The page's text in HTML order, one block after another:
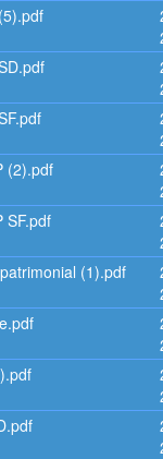
(2).pdf
SF.pdf
(1).pdf